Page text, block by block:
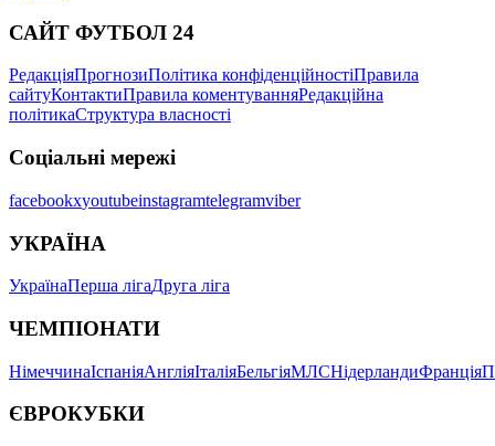
САЙТ ФУТБОЛ 24
РедакціяПрогнозиПолітика конфіденційностіПравила
сайтуКонтактиПравила коментуванняРедакційна
політикаСтруктура власності
Соціальні мережі
facebookxyoutubeinstagramtelegramviber
УКРАЇНА
УкраїнаПерша лігаДруга ліга
ЧЕМПІОНАТИ
НімеччинаІспаніяАнгліяІталіяБельгіяМЛСНідерландиФранція
ЄВРОКУБКИ